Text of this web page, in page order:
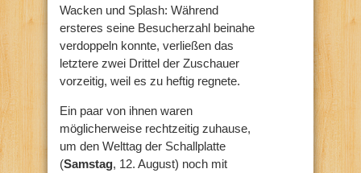
Wacken und Splash: Während
ersteres seine Besucherzahl beinahe
verdoppeln konnte, verließen das
letztere zwei Drittel der Zuschauer
vorzeitig, weil es zu heftig regnete.
Ein paar von ihnen waren
möglicherweise rechtzeitig zuhause,
um den Welttag der Schallplatte
(Samstag, 12. August) noch mit